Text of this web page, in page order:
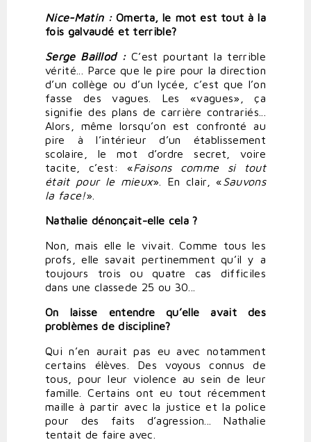
Nice-Matin :Omerta, le mot est tout à la
fois galvaudé et terrible?
Serge Baillod :C’est pourtant la terrible
vérité... Parce que le pire pour la direction
d’un collège ou d’un lycée, c’est que l’on
fasse des vagues. Les «vagues», ça
signifie des plans de carrière contrariés...
Alors, même lorsqu’on est confronté au
pire à l’intérieur d’un établissement
scolaire, le mot d’ordre secret, voire
tacite, c’est: «Faisons comme si
tout
était pour le mieux». En clair, «Sauvons
la face!».
Nathalie dénonçait-elle cela ?
Non, mais elle le vivait. Comme tous les
profs, elle savait pertinemment qu’il y a
toujours trois ou quatre cas difficiles
dans une classede 25 ou 30...
On
laisse entendre qu’elle avait
des
problèmes de discipline?
Qui n’en aurait pas eu avec notamment
certains élèves. Des voyous connus de
tous, pour leur violence au sein de leur
famille. Certains ont eu tout récemment
maille à partir avec la justice et la police
pour des faits d’agression... Nathalie
tentait de faire avec.